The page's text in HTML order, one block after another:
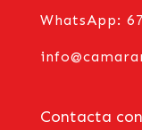
WhatsApp:
Contacta